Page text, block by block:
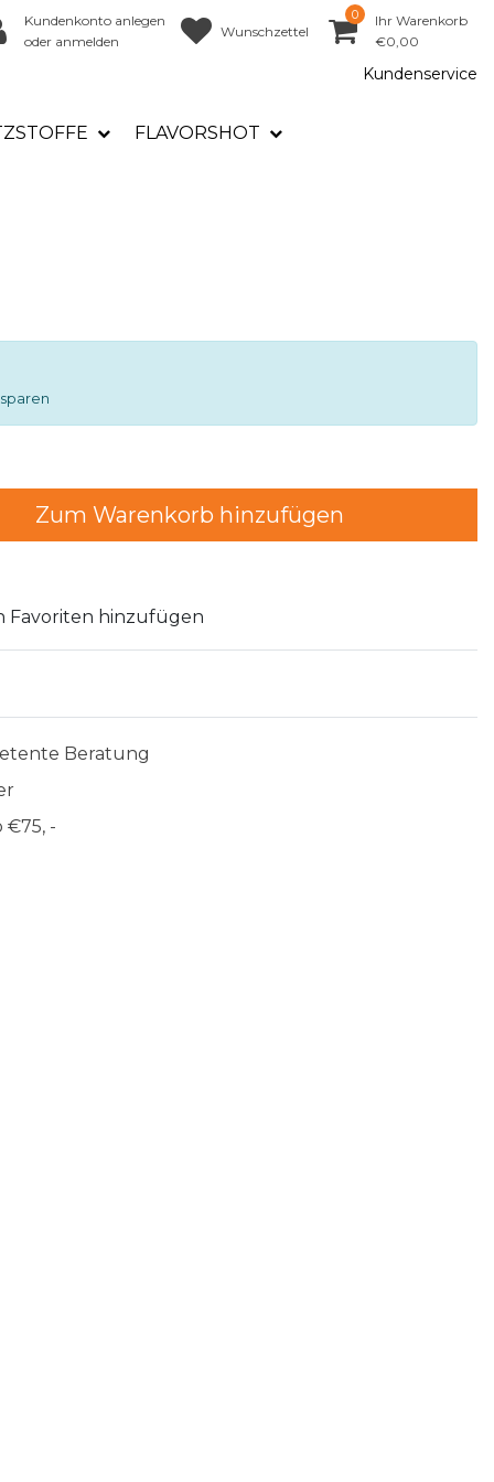
Kundenkonto anlegen
oder anmelden
Wunschzettel
0
Ihr Warenkorb
€0,00
Kundenservice
FLAVORSHOT
Zum Warenkorb hinzufügen
Favoriten hinzufügen
Beratung
€75, -